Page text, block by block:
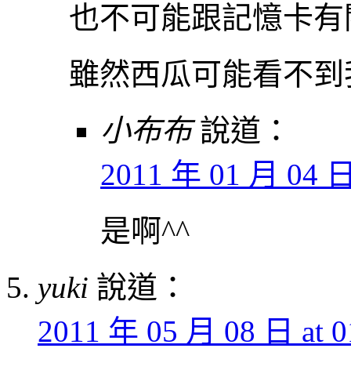
也不可能跟記憶卡有
雖然西瓜可能看不
小布布 說道：
2011 年 01 月 04
是啊^^
yuki 說道：
2011 年 05 月 08 日 at